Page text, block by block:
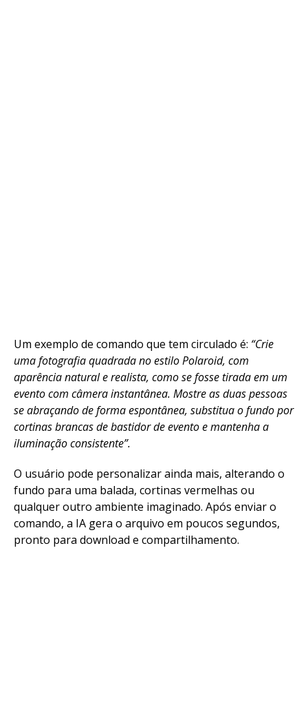
Um exemplo de comando que tem circulado é: “Crie
uma fotografia quadrada no estilo Polaroid, com
aparência natural e realista, como se fosse tirada em um
evento com câmera instantânea. Mostre as duas pessoas
se abraçando de forma espontânea, substitua o fundo por
cortinas brancas de bastidor de evento e mantenha a
iluminação consistente”.
O usuário pode personalizar ainda mais, alterando o
fundo para uma balada, cortinas vermelhas ou
qualquer outro ambiente imaginado. Após enviar o
comando, a IA gera o arquivo em poucos segundos,
pronto para download e compartilhamento.